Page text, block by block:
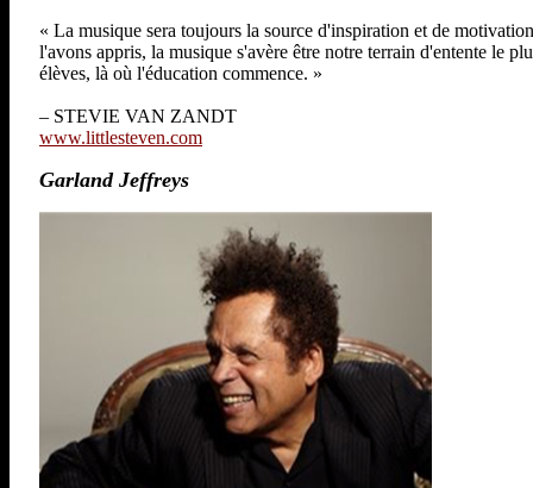
« La musique sera toujours la source d'inspiration et de
l'avons appris, la musique s'avère être notre terrain d'entente le
élèves, là où l'éducation commence. »
– STEVIE VAN ZANDT
www.littlesteven.com
Garland Jeffreys